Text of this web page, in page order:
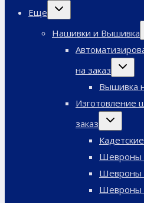
Еще
Переключить
дочернее
Нашивки и Вышивка
на заказ
дочернее
Вышивка
Изготовление
заказ
дочернее
Шевроны
Шевроны